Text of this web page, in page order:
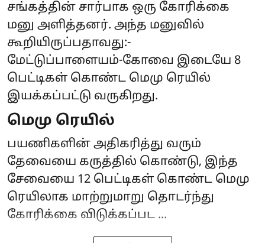
சங்கத்தின் சார்பாக ஒரு கோரிக்கை
மனு அளித்தனர். அந்த மனுவில்
கூறியிருப்பதாவது:-
மேட்டுப்பாளையம்-கோவை இடையே 8
பெட்டிகள் கொண்ட மெமு ரெயில்
இயக்கப்பட்டு வருகிறது.
மெமு ரெயில்
பயணிகளின் அதிகரித்து வரும்
தேவையை கருத்தில் கொண்டு, இந்த
சேவையை 12 பெட்டிகள் கொண்ட மெமு
ரெயிலாக மாற்றுமாறு தொடர்ந்து
கோரிக்கை விடுக்கப்பட ...